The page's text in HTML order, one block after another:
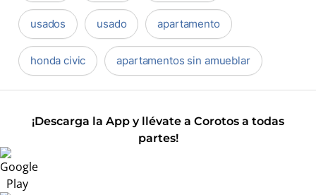
usados usado apartamento
honda civic apartamentos sin amueblar
¡Descarga la App y llévate a Corotos a todas
partes!